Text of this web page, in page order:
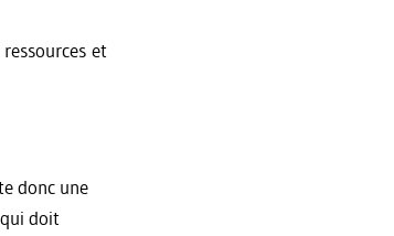
et
donc une
doit